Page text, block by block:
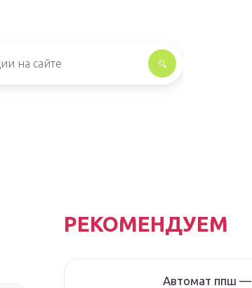
РЕКОМЕНДУЕМ
Автомат ппш —